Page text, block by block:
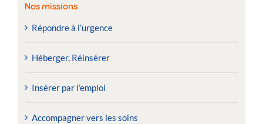
Nos missions
Répondre à l’urgence
Héberger, Réinsérer
Insérer par l’emploi
Accompagner vers les soins